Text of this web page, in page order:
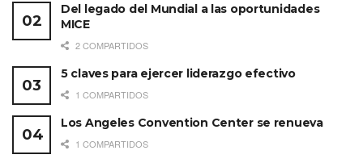
Del legado del Mundial a las oportunidades
MICE
2 COMPARTIDOS
5 claves para ejercer liderazgo efectivo
1 COMPARTIDOS
Los Angeles Convention Center se renueva
1 COMPARTIDOS